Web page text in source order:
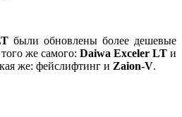
были обновлены более дешевые
же самого: Daiwa Exceler LT и
же: фейслифтинг и Zaion-V.